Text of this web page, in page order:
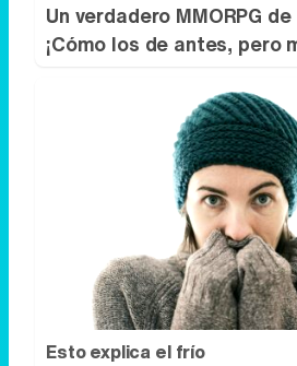
Un verdadero MMORPG
¡Cómo los de antes, pero
Esto explica el frío